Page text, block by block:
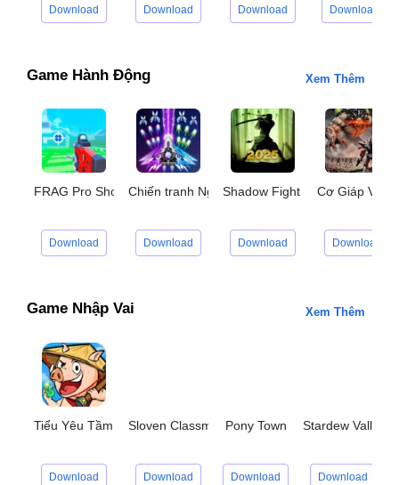
Download Download Download Download
Game Hành Động Xem Thêm
FRAG Pro Shooter
Download
Chiến tranh Ngân Hà
Download
Shadow Fight 2
Download
Cơ Giáp Vô
Download
Game Nhập Vai Xem Thêm
Tiểu Yêu Tầm Đạo
Download
Sloven Classmate
Download
Pony Town
Download
Stardew Valley
Download